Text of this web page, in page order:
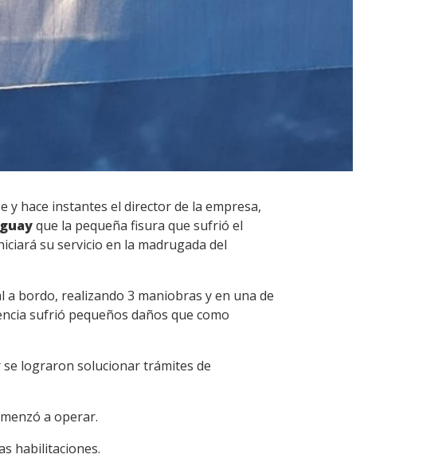
y hace instantes el director de la empresa,
que la pequeña fisura que sufrió el
su servicio en la madrugada del
bordo, realizando 3 maniobras y en una de
sufrió pequeños daños que como
lograron solucionar trámites de
a operar.
habilitaciones.